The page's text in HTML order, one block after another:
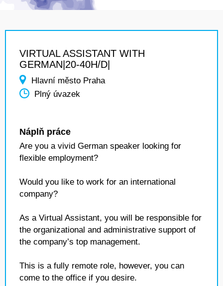
VIRTUAL ASSISTANT WITH
GERMAN|20-40H/D|
Hlavní město Praha
Plný úvazek
Náplň práce
Are you a vivid German speaker looking for
flexible employment?
Would you like to work for an international
company?
As a Virtual Assistant, you will be responsible for
the organizational and administrative support of
the company’s top management.
This is a fully remote role, however, you can
come to the office if you desire.